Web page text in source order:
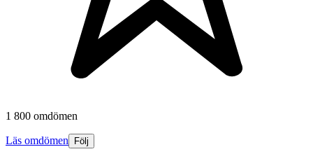
1 800 omdömen
Läs omdömen Följ